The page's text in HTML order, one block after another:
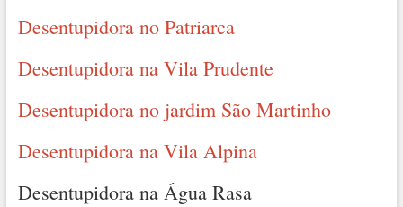
Desentupidora no Patriarca
Desentupidora na Vila Prudente
Desentupidora no jardim São Martinho
Desentupidora na Vila Alpina
Desentupidora na Água Rasa